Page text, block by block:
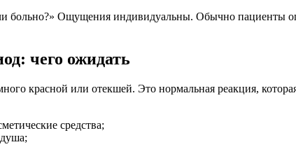
больно?» Ощущения индивидуальны. Обычно пациенты
чего ожидать
красной или отекшей. Это нормальная реакция,
средства;